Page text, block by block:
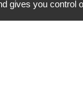
gives you control